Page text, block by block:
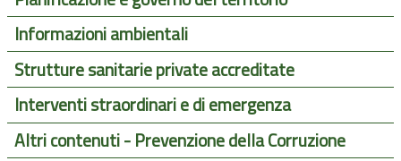
Informazioni ambientali
Strutture sanitarie private accreditate
Interventi straordinari e di emergenza
Altri contenuti - Prevenzione della Corruzione